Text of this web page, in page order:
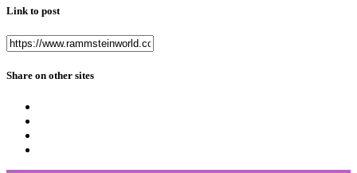
Link to post
Share on other sites